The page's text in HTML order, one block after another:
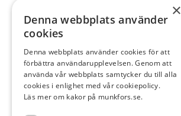
×
Denna webbplats använder
cookies
Denna webbplats använder cookies för att
förbättra användarupplevelsen. Genom att
använda vår webbplats samtycker du till alla
cookies i enlighet med vår cookiepolicy.
Läs mer om kakor på munkfors.se.